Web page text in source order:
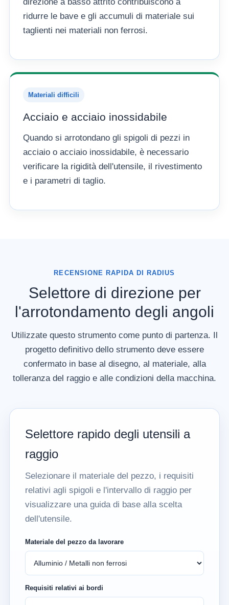
direzione a basso attrito contribuiscono a
ridurre le bave e gli accumuli di materiale sui
taglienti nei materiali non ferrosi.
Materiali difficili
Acciaio e acciaio inossidabile
Quando si arrotondano gli spigoli di pezzi in
acciaio o acciaio inossidabile, è necessario
verificare la rigidità dell'utensile, il rivestimento
e i parametri di taglio.
RECENSIONE RAPIDA DI RADIUS
Selettore di direzione per
l'arrotondamento degli angoli
Utilizzate questo strumento come punto di partenza. Il
progetto definitivo dello strumento deve essere
confermato in base al disegno, al materiale, alla
tolleranza del raggio e alle condizioni della macchina.
Selettore rapido degli utensili a
raggio
Selezionare il materiale del pezzo, i requisiti
relativi agli spigoli e l'intervallo di raggio per
visualizzare una guida di base alla scelta
dell'utensile.
Materiale del pezzo da lavorare
Requisiti relativi ai bordi